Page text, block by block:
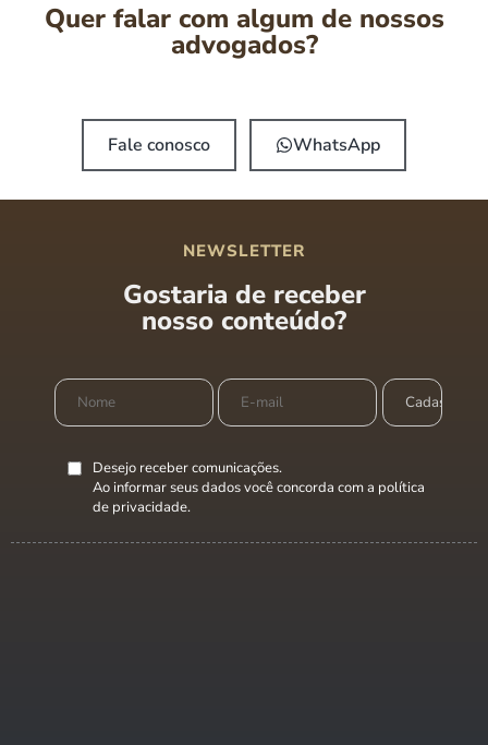
Quer falar com algum de nossos
advogados?
Fale conosco WhatsApp
NEWSLETTER
Gostaria de receber
nosso conteúdo?
Desejo receber comunicações.
Ao informar seus dados você concorda com a política
de privacidade.